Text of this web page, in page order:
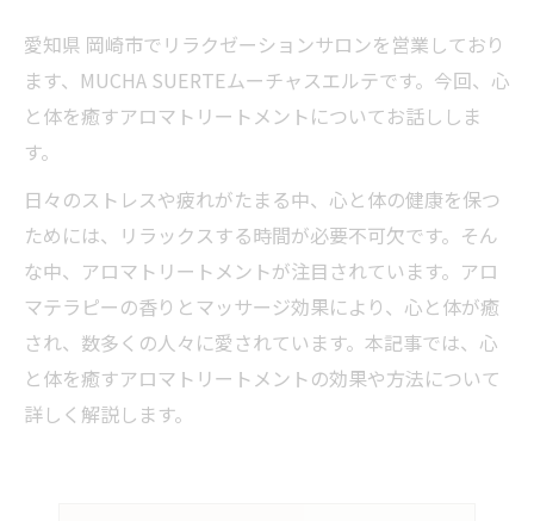
愛知県 岡崎市でリラクゼーションサロンを営業しており
ます、MUCHA SUERTEムーチャスエルテです。今回、心
と体を癒すアロマトリートメントについてお話ししま
す。
日々のストレスや疲れがたまる中、心と体の健康を保つ
ためには、リラックスする時間が必要不可欠です。そん
な中、アロマトリートメントが注目されています。アロ
マテラピーの香りとマッサージ効果により、心と体が癒
され、数多くの人々に愛されています。本記事では、心
と体を癒すアロマトリートメントの効果や方法について
詳しく解説します。